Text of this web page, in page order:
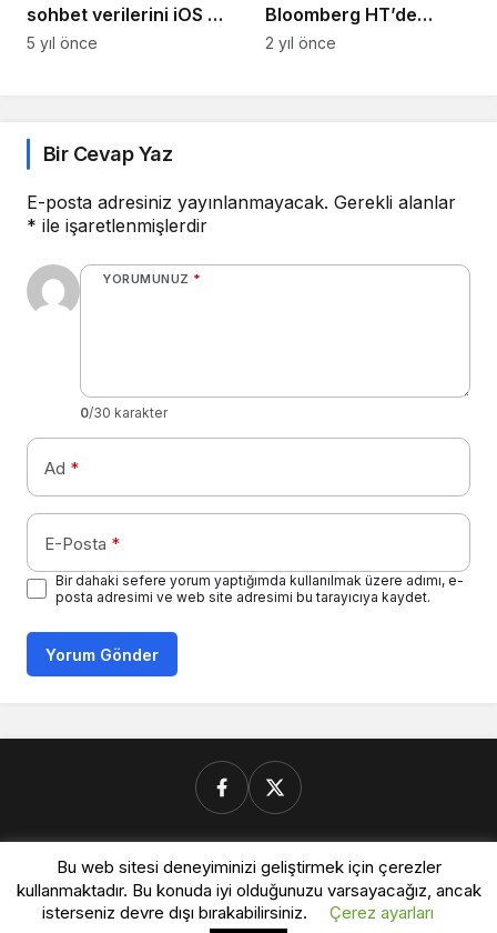
sohbet verilerini iOS ve
Android akıllı telefonlar
talep edilen özelliği
duyurdu.
5 yıl önce
Bloomberg HT’de
başarı
2 yıl önce
Bir Cevap Yaz
E-posta adresiniz yayınlanmayacak. Gerekli alanlar
* ile işaretlenmişlerdir
YORUMUNUZ *
0/30 karakter
Ad *
E-Posta *
Bir dahaki sefere yorum yaptığımda kullanılmak üzere adımı, e-
posta adresimi ve web site adresimi bu tarayıcıya kaydet.
Yorum Gönder
Donanimforum.com
Bu web sitesi deneyiminizi geliştirmek için çerezler
kullanmaktadır. Bu konuda iyi olduğunuzu varsayacağız, ancak
isterseniz devre dışı bırakabilirsiniz.
Çerez ayarları